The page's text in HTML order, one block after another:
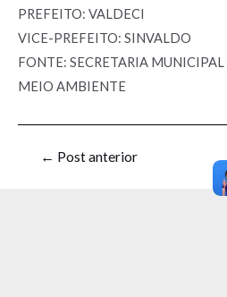
PREFEITO: VALDECI
VICE-PREFEITO: SINVALDO
FONTE: SECRETARIA MUNICIPAL
MEIO AMBIENTE
← Post anterior